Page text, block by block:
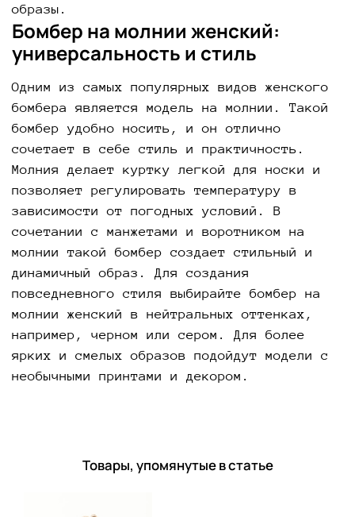
образы.
Бомбер на молнии женский:
универсальность и стиль
Одним из самых популярных видов женского
бомбера является модель на молнии. Такой
бомбер удобно носить, и он отлично
сочетает в себе стиль и практичность.
Молния делает куртку легкой для носки и
позволяет регулировать температуру в
зависимости от погодных условий. В
сочетании с манжетами и воротником на
молнии такой бомбер создает стильный и
динамичный образ. Для создания
повседневного стиля выбирайте бомбер на
молнии женский в нейтральных оттенках,
например, черном или сером. Для более
ярких и смелых образов подойдут модели с
необычными принтами и декором.
Товары, упомянутые в статье